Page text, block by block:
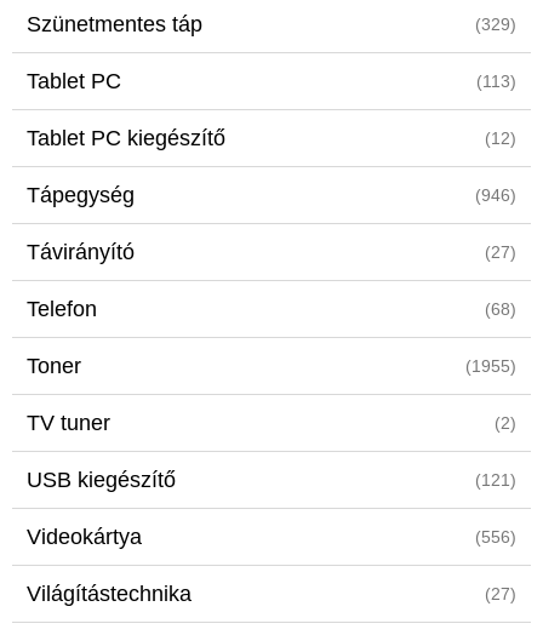
Szünetmentes táp (329)
Tablet PC (113)
Tablet PC kiegészítő (12)
Tápegység (946)
Távirányító (27)
Telefon (68)
Toner (1955)
TV tuner (2)
USB kiegészítő (121)
Videokártya (556)
Világítástechnika (27)